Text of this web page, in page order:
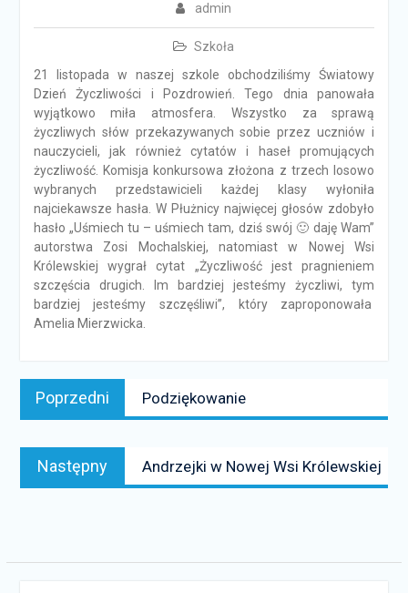
admin
Szkoła
21 listopada w naszej szkole obchodziliśmy Światowy
Dzień Życzliwości i Pozdrowień. Tego dnia panowała
wyjątkowo miła atmosfera. Wszystko za sprawą
życzliwych słów przekazywanych sobie przez uczniów i
nauczycieli, jak również cytatów i haseł promujących
życzliwość. Komisja konkursowa złożona z trzech losowo
wybranych przedstawicieli każdej klasy wyłoniła
najciekawsze hasła. W Płużnicy najwięcej głosów zdobyło
hasło „Uśmiech tu – uśmiech tam, dziś swój 🙂 daję Wam”
autorstwa Zosi Mochalskiej, natomiast w Nowej Wsi
Królewskiej wygrał cytat „Życzliwość jest pragnieniem
szczęścia drugich. Im bardziej jesteśmy życzliwi, tym
bardziej jesteśmy szczęśliwi”, który zaproponowała
Amelia Mierzwicka.
Nawigacja
wpisu
Poprzedni
news:
Podziękowanie
Następny
news:
Andrzejki w Nowej Wsi Królewskiej